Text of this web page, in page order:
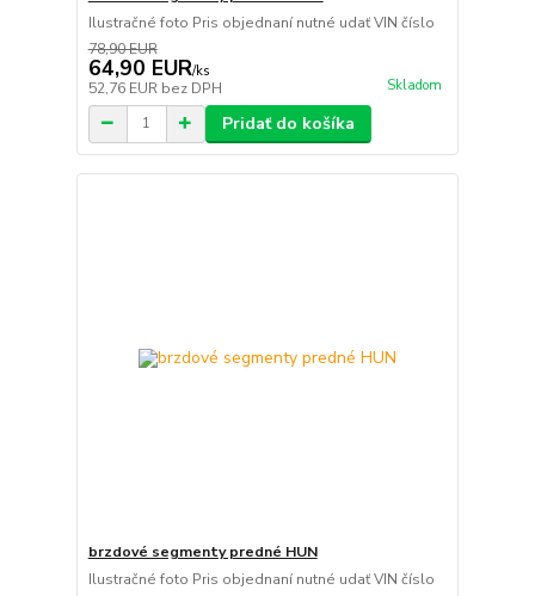
Ilustračné foto Pris objednaní nutné udať VIN číslo
78,90 EUR
64,90 EUR/ks
52,76 EUR bez DPH Skladom
Pridať do košíka
brzdové segmenty predné HUN
Ilustračné foto Pris objednaní nutné udať VIN číslo